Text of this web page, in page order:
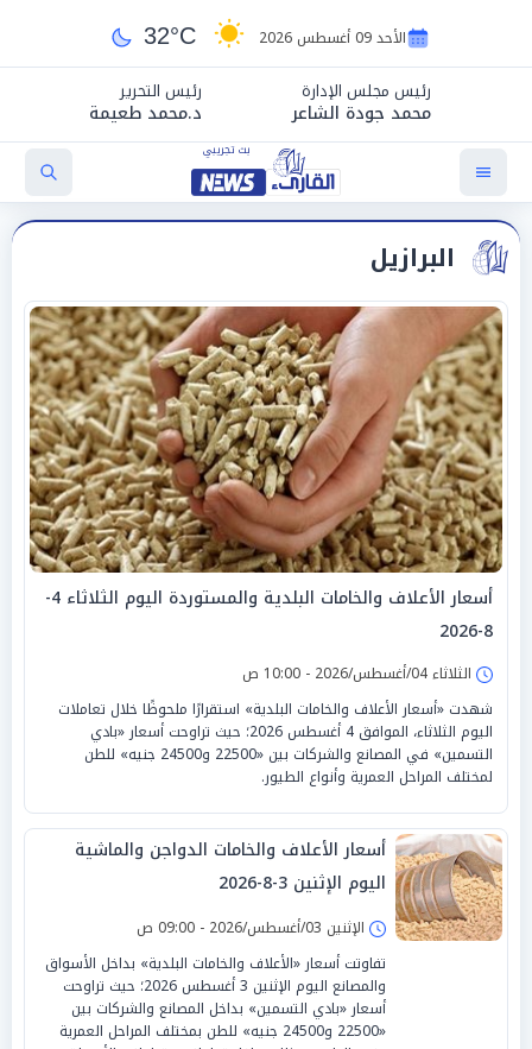
الأحد 09 أغسطس 2026 32°C
رئيس مجلس الإدارة
محمد جودة الشاعر
رئيس التحرير
د.محمد طعيمة
البرازيل
أسعار الأعلاف والخامات البلدية والمستوردة اليوم الثلاثاء 4-
8-2026
الثلاثاء 04/أغسطس/2026 - 10:00 ص
شهدت «أسعار الأعلاف والخامات البلدية» استقرارًا ملحوظًا خلال تعاملات
اليوم الثلاثاء، الموافق 4 أغسطس 2026؛ حيث تراوحت أسعار «بادي
التسمين» في المصانع والشركات بين «22500 و24500 جنيه» للطن
لمختلف المراحل العمرية وأنواع الطيور.
أسعار الأعلاف والخامات الدواجن والماشية
اليوم الإثنين 3-8-2026
الإثنين 03/أغسطس/2026 - 09:00 ص
تفاوتت أسعار «الأعلاف والخامات البلدية» بداخل الأسواق
والمصانع اليوم الإثنين 3 أغسطس 2026؛ حيث تراوحت
أسعار «بادي التسمين» بداخل المصانع والشركات بين
«22500 و24500 جنيه» للطن بمختلف المراحل العمرية